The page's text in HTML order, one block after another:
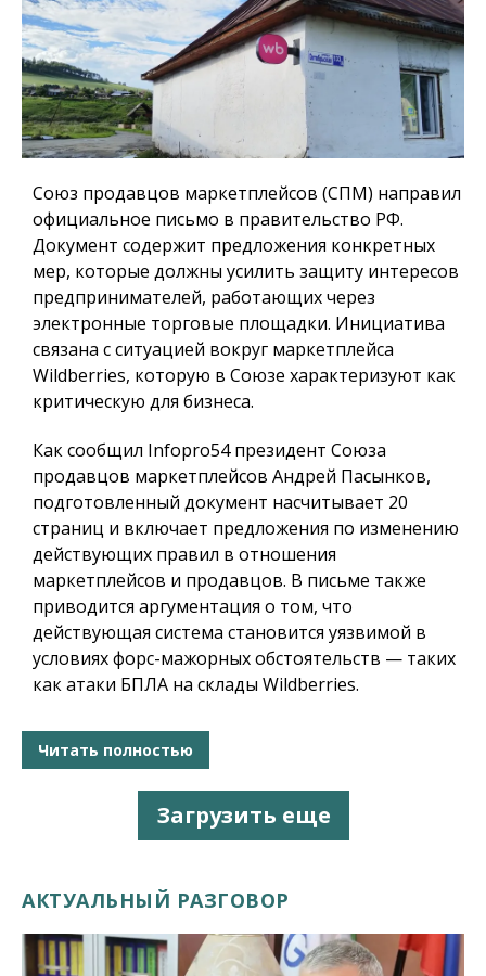
Союз продавцов маркетплейсов (СПМ) направил
официальное письмо в правительство РФ.
Документ содержит предложения конкретных
мер, которые должны усилить защиту интересов
предпринимателей, работающих через
электронные торговые площадки. Инициатива
связана с ситуацией вокруг маркетплейса
Wildberries, которую в Союзе характеризуют как
критическую для бизнеса.
Как сообщил Infopro54президент Союза
продавцов маркетплейсов Андрей Пасынков,
подготовленный документ насчитывает 20
страниц и включает предложения по изменению
действующих правил в отношения
маркетплейсов и продавцов. В письме также
приводится аргументация о том, что
действующая система становится уязвимой в
условиях форс-мажорных обстоятельств — таких
как атаки БПЛА на склады Wildberries.
Читать полностью
Загрузить еще
АКТУАЛЬНЫЙ РАЗГОВОР